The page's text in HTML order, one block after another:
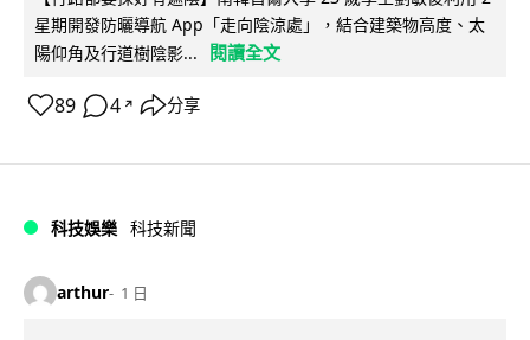
星期開發防曬導航 App「走向陰涼處」，結合建築物高度、太
陽仰角及行道樹陰影...
閱讀全文
89 4 ↗ 分享
科技娛樂 科技新聞
arthur 1 日